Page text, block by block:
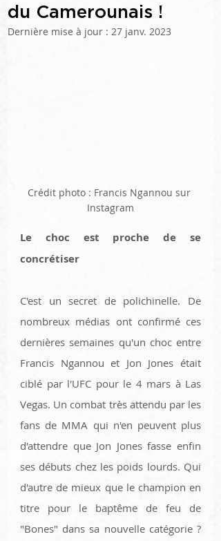
du Camerounais !
Dernière mise à jour : 27 janv. 2023
Crédit photo : Francis Ngannou sur
Instagram
Le choc est proche de se
concrétiser
C'est un secret de polichinelle. De
nombreux médias ont confirmé ces
dernières semaines qu'un choc entre
Francis Ngannou et Jon Jones était
ciblé par l'UFC pour le 4 mars à Las
Vegas. Un combat très attendu par les
fans de MMA qui n'en peuvent plus
d'attendre que Jon Jones fasse enfin
ses débuts chez les poids lourds. Qui
d'autre de mieux que le champion en
titre pour le baptême de feu de
"Bones" dans sa nouvelle catégorie ?